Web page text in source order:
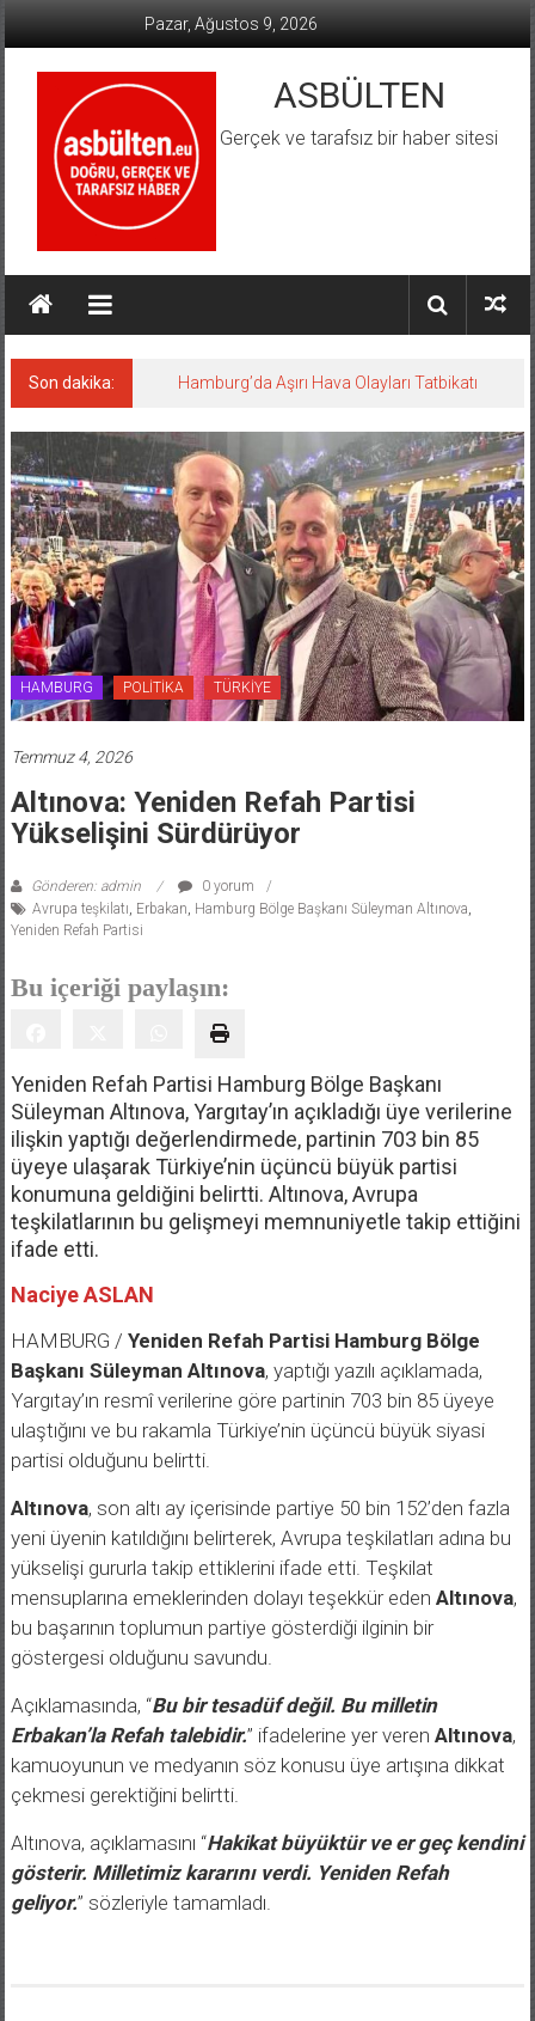
Pazar, Ağustos 9, 2026
ASBÜLTEN
Gerçek ve tarafsız bir haber sitesi
Son dakika: Hamburg’da Aşırı Hava Olayları Tatbikatı
HAMBURG POLİTİKA TÜRKİYE
Temmuz 4, 2026
Altınova: Yeniden Refah Partisi
Yükselişini Sürdürüyor
Gönderen: admin
0 yorum
Avrupa teşkilatı, Erbakan, Hamburg Bölge Başkanı Süleyman Altınova,
Yeniden Refah Partisi
Bu içeriği paylaşın:
Yeniden Refah Partisi Hamburg Bölge Başkanı
Süleyman Altınova, Yargıtay’ın açıkladığı üye verilerine
ilişkin yaptığı değerlendirmede, partinin 703 bin 85
üyeye ulaşarak Türkiye’nin üçüncü büyük partisi
konumuna geldiğini belirtti. Altınova, Avrupa
teşkilatlarının bu gelişmeyi memnuniyetle takip ettiğini
ifade etti.
Naciye ASLAN
HAMBURG / Yeniden Refah Partisi Hamburg Bölge
Başkanı Süleyman Altınova, yaptığı yazılı açıklamada,
Yargıtay’ın resmî verilerine göre partinin 703 bin 85 üyeye
ulaştığını ve bu rakamla Türkiye’nin üçüncü büyük siyasi
partisi olduğunu belirtti.
Altınova, son altı ay içerisinde partiye 50 bin 152’den fazla
yeni üyenin katıldığını belirterek, Avrupa teşkilatları adına bu
yükselişi gururla takip ettiklerini ifade etti. Teşkilat
mensuplarına emeklerinden dolayı teşekkür eden Altınova,
bu başarının toplumun partiye gösterdiği ilginin bir
göstergesi olduğunu savundu.
Açıklamasında, “Bu bir tesadüf değil. Bu milletin
Erbakan’la Refah talebidir.” ifadelerine yer veren Altınova,
kamuoyunun ve medyanın söz konusu üye artışına dikkat
çekmesi gerektiğini belirtti.
Altınova, açıklamasını “Hakikat büyüktür ve er geç kendini
gösterir. Milletimiz kararını verdi. Yeniden Refah
geliyor.” sözleriyle tamamladı.